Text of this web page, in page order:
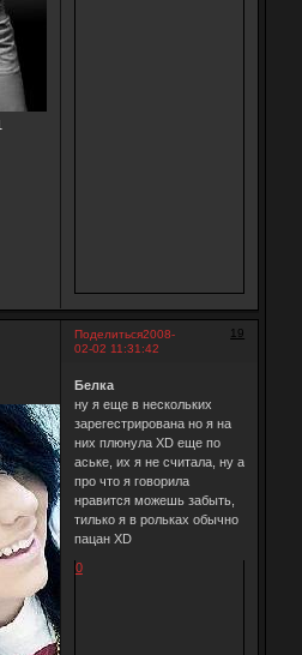
Поделиться 19
2008-
02-02 11:31:42
Белка
ну я еще в нескольких
зарегестрирована но я на
них плюнула XD еще по
аське, их я не считала, ну а
про что я говорила
нравится можешь забыть,
тилько я в рольках обычно
пацан XD
0